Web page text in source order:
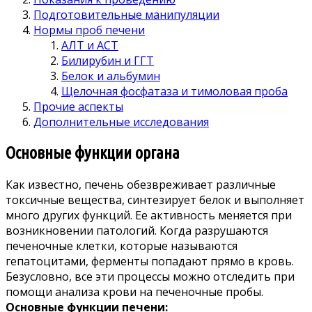
Подготовительные манипуляции
Нормы проб печени
АЛТ и АСТ
Билирубин и ГГТ
Белок и альбумин
Щелочная фосфатаза и тимоловая проба
Прочие аспекты
Дополнительные исследования
Основные функции органа
Как известно, печень обезвреживает различные
токсичные вещества, синтезирует белок и выполняет
много других функций. Ее активность меняется при
возникновении патологий. Когда разрушаются
печеночные клетки, которые называются
гепатоцитами, ферменты попадают прямо в кровь.
Безусловно, все эти процессы можно отследить при
помощи анализа крови на печеночные пробы.
Основные функции печени: